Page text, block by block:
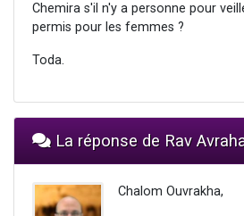
Chemira s'il n'y a personne pour
permis pour les femmes ?
Toda.
La réponse de Rav
Chalom Ouvrakha,